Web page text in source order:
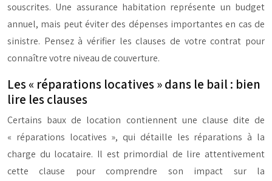
souscrites. Une assurance habitation représente un budget
annuel, mais peut éviter des dépenses importantes en cas de
sinistre. Pensez à vérifier les clauses de votre contrat pour
connaître votre niveau de couverture.
Les « réparations locatives » dans le bail : bien
lire les clauses
Certains baux de location contiennent une clause dite de
« réparations locatives », qui détaille les réparations à la
charge du locataire. Il est primordial de lire attentivement
cette clause pour comprendre son impact sur la